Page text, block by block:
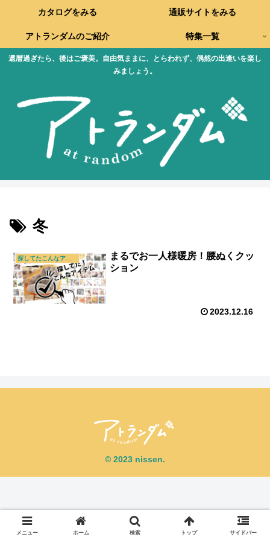
還暦過ぎたら、後はご褒美。自由気ままに、とらわれず、偶然の出逢いを楽し
みましょう。
カタログをみる 通販サイトをみる
アトランダムのご紹介 特集一覧
冬
探してたこんなアイテム
まるでお一人様暖房！腰ぬくクッ
ション
2023.12.16
© 2023 nissen.
メニュー ホーム 検索 トップ サイドバー